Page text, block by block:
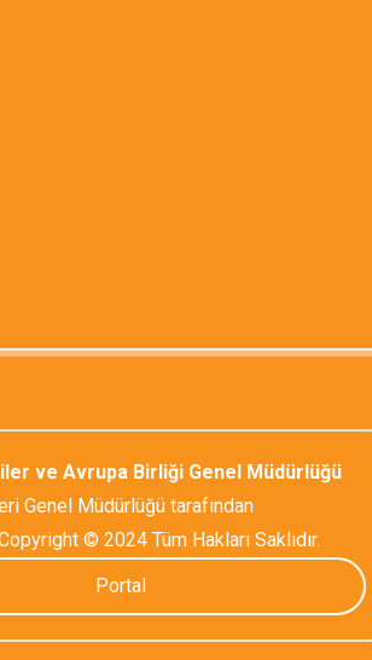
ve Avrupa Birliği Genel Müdürlüğü
Genel Müdürlüğü tarafından
© 2024 Tüm Hakları Saklıdır.
Portal